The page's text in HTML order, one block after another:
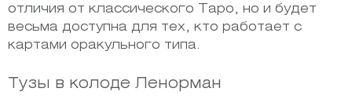
отличия от классического Таро, но и будет
весьма доступна для тех, кто работает с
картами оракульного типа.
Тузы в колоде Ленорман